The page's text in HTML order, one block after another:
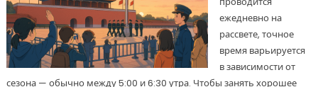
ежедневно на
рассвете, точное
время варьируется
в зависимости от
сезона — обычно между 5:00 и 6:30 утра. Чтобы занять хорошее